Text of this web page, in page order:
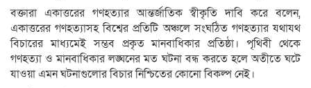
বক্তারা একাত্তরের গণহত্যার আন্তর্জাতিক স্বীকৃতি দাবি করে বলেন,
একাত্তরের গণহত্যাসহ বিশ্বের প্রতিটি অঞ্চলে সংঘঠিত গণহত্যার যথাযথ
বিচারের মাধ্যমেই সম্ভব প্রকৃত মানবাধিকার প্রতিষ্ঠা। পৃথিবী থেকে
গণহত্যা ও মানবাধিকার লঙ্ঘনের মত ঘটনা বন্ধ করতে হলে অতীতে ঘটে
যাওয়া এমন ঘটনাগুলোর বিচার নিশ্চিতের কোনো বিকল্প নেই।